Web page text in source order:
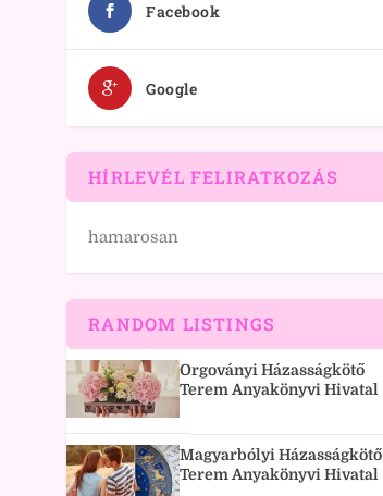
Facebook
Google
HÍRLEVÉL FELIRATKOZÁS
hamarosan
RANDOM LISTINGS
Orgoványi Házasságkötő
Terem Anyakönyvi Hivatal
Magyarbólyi Házasságkötő
Terem Anyakönyvi Hivatal